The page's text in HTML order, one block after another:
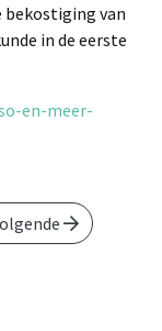
bekostiging van
in de eerste
en-meer-